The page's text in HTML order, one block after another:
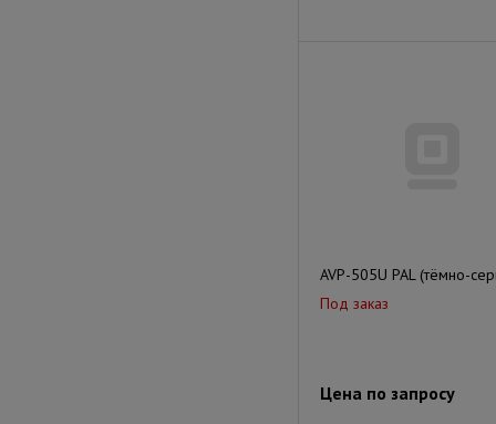
AVP-505U PAL (тёмно-
Под заказ
Цена по запросу